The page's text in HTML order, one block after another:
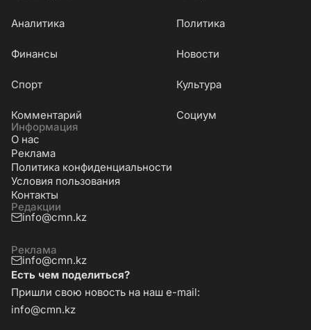
Аналитика Политика
Финансы Новости
Cпорт Культура
Комментарий
Социум
Информация
О нас
Реклама
Политика конфиденциальности
Условия пользования
Контакты
Редакции
info@cmn.kz
Реклама
info@cmn.kz
Есть чем поделиться?
Пришли свою новость на наш e-mail:
info@cmn.kz